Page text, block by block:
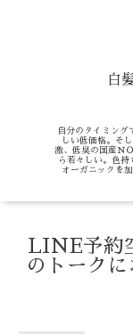
白
自分のタイミング
しい低価格。そ
激、低臭の国産Ｎ
ら若々しい。色
オーガニックを
LINE予約
のトーク